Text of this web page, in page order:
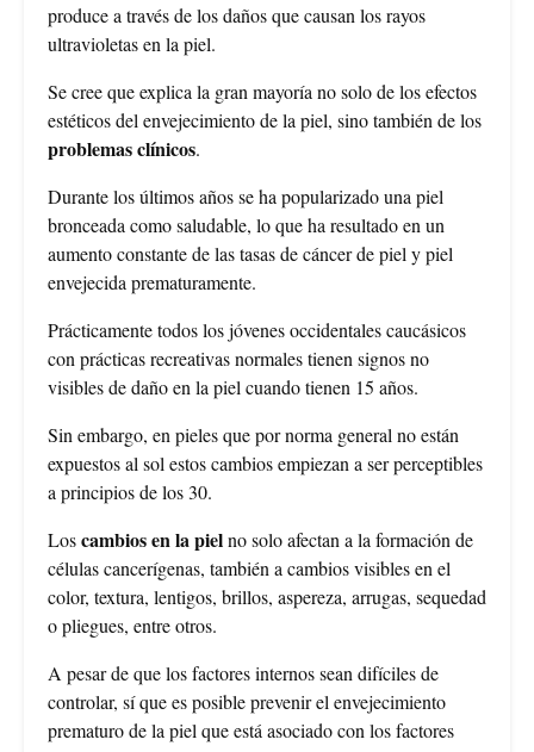
produce a través de los daños que causan los rayos
ultravioletas en la piel.
Se cree que explica la gran mayoría no solo de los efectos
estéticos del envejecimiento de la piel, sino también de los
problemas clínicos.
Durante los últimos años se ha popularizado una piel
bronceada como saludable, lo que ha resultado en un
aumento constante de las tasas de cáncer de piel y piel
envejecida prematuramente.
Prácticamente todos los jóvenes occidentales caucásicos
con prácticas recreativas normales tienen signos no
visibles de daño en la piel cuando tienen 15 años.
Sin embargo, en pieles que por norma general no están
expuestos al sol estos cambios empiezan a ser perceptibles
a principios de los 30.
Loscambios en la pielno solo afectan a la formación de
células cancerígenas, también a cambios visibles en el
color, textura, lentigos, brillos, aspereza, arrugas, sequedad
o pliegues, entre otros.
A pesar de que los factores internos sean difíciles de
controlar, sí que es posible prevenir el envejecimiento
prematuro de la piel que está asociado con los factores